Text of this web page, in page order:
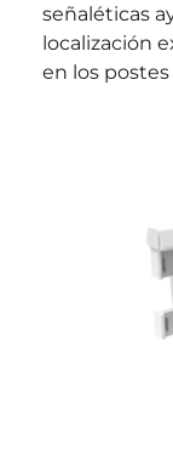
señaléticas
localización
en los postes